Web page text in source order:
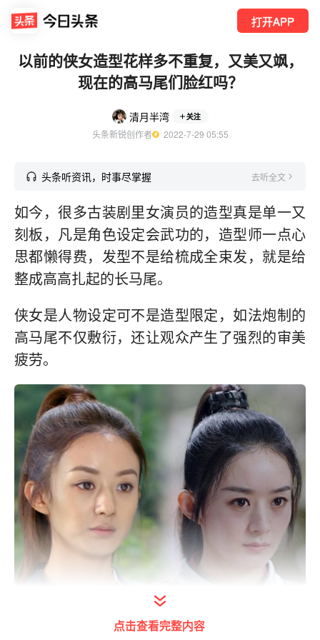
打开APP
以前的侠女造型花样多不重复，又美又飒，
现在的高马尾们脸红吗？
清月半湾 关注
头条新锐创作者
  2022-7-29 05:55
头条听资讯，时事尽掌握 去听全文
如今，很多古装剧里女演员的造型真是单一又
刻板，凡是角色设定会武功的，造型师一点心
思都懒得费，发型不是给梳成全束发，就是给
整成高高扎起的长马尾。
侠女是人物设定可不是造型限定，如法炮制的
高马尾不仅敷衍，还让观众产生了强烈的审美
疲劳。
点击查看完整内容